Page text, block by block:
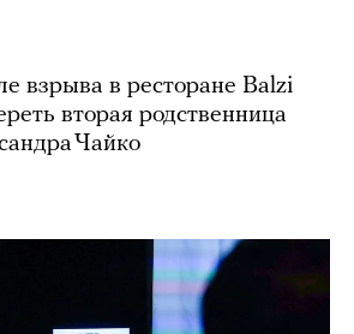
взрыва в ресторане Balzi
вторая родственница
Чайко